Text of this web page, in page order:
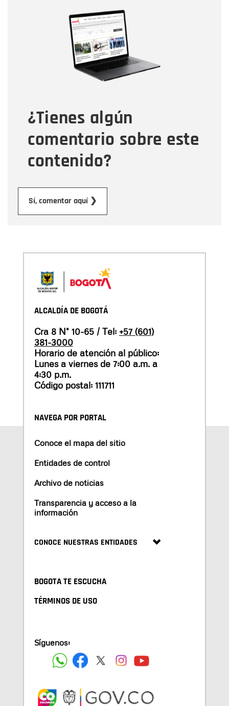
¿Tienes algún
comentario sobre este
contenido?
Sí, comentar aquí ❯
Correo electrónico
Tipo de comentario
Mensaje
ALCALDÍA DE BOGOTÁ
Cra 8 N° 10-65 / Tel: +57 (601)
381-3000
Horario de atención al público:
Lunes a viernes de 7:00 a.m. a
4:30 p.m.
Código postal: 111711
NAVEGA POR PORTAL
Conoce el mapa del sitio
Entidades de control
Archivo de noticias
Transparencia y acceso a la
información
CONOCE NUESTRAS ENTIDADES
BOGOTA TE ESCUCHA
TÉRMINOS DE USO
Síguenos: